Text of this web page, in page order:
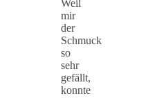
Weil
mir
der
Schmuck
so
sehr
gefällt,
konnte